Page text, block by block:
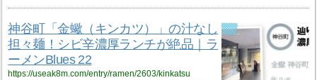
神谷町「金蠍（キンカツ）」の汁なし
担々麺！シビ辛濃厚ランチが絶品｜ラ
ーメンBlues 22
https://useak8m.com/entry/ramen/2603/kinkatsu